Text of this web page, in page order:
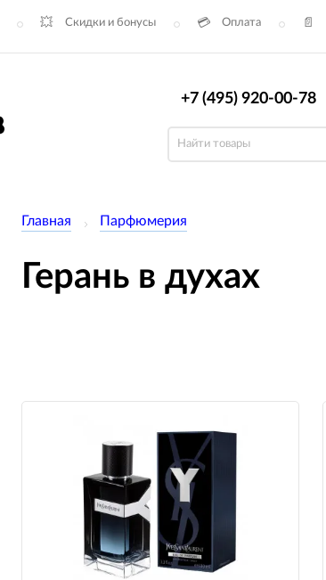
Скидки и бонусы Оплата
+7 (495) 920-00-78
Главная Парфюмерия
Герань в духах